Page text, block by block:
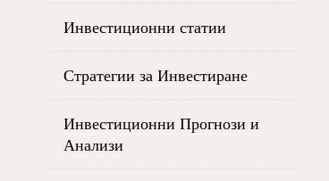
Инвестиционни статии
Стратегии за Инвестиране
Инвестиционни Прогнози и
Анализи